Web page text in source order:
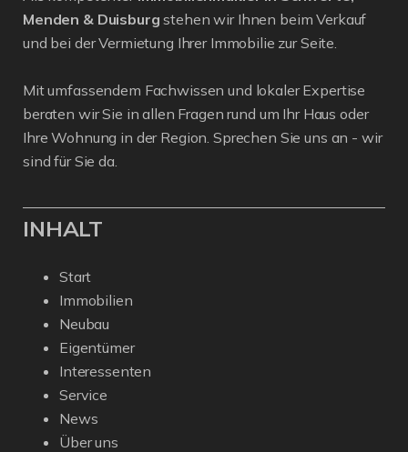
Menden & Duisburg stehen wir Ihnen beim Verkauf
und bei der Vermietung Ihrer Immobilie zur Seite.
Mit umfassendem Fachwissen und lokaler Expertise
beraten wir Sie in allen Fragen rund um Ihr Haus oder
Ihre Wohnung in der Region. Sprechen Sie uns an - wir
sind für Sie da.
INHALT
Start
Immobilien
Neubau
Eigentümer
Interessenten
Service
News
Über uns